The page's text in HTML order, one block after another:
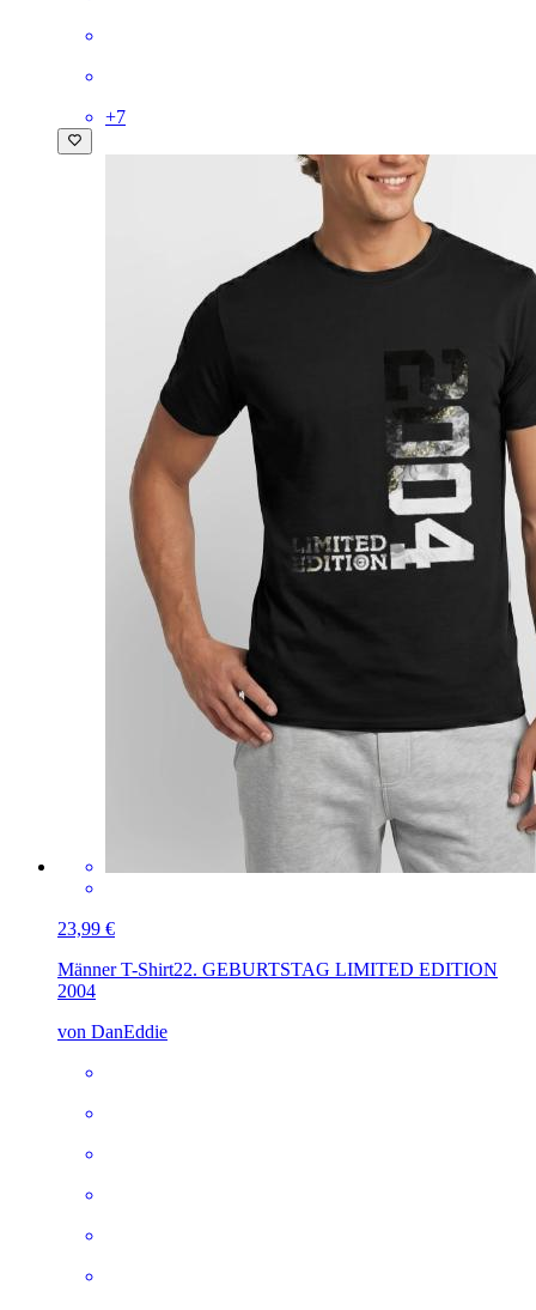
+7
23,99 €
Männer T-Shirt22. GEBURTSTAG LIMITED EDITION
2004
von DanEddie